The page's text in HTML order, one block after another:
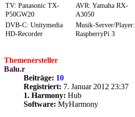
TV: Panasonic TX-
P50GW20
AVR: Yamaha RX-
A3050
DVB-C: Unitymedia
HD-Recorder
Musik-Server/Player:
RaspberryPi 3
Themenersteller
Balu.r
Beiträge: 10
Registriert: 7. Januar 2012 23:37
1. Harmony: Hub
Software: MyHarmony